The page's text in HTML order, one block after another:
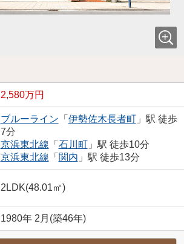
2,580万円
ブルーライン 「 伊勢佐木長者町」駅 徒歩
7分
京浜東北線 「 石川町」駅 徒歩10分
京浜東北線 「 関内 」駅 徒歩13分
2LDK(48.01㎡)
1980年 2月(築46年)